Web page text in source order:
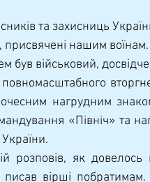
присвячені нашим воїнам.
нагрудним
«Північ» та
писав вірші